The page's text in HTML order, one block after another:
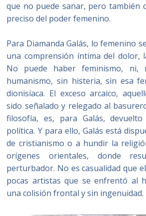
que no puede sanar, pero también
preciso del poder femenino.
Para Diamanda Galás, lo femenino
una comprensión íntima del dolor,
No puede haber feminismo, ni,
humanismo, sin histeria, sin esa
dionisíaca. El exceso arcaico,
sido señalado y relegado al
filosofía, es, para Galás,
política. Y para ello, Galás está
de cristianismo o a hundir la
orígenes orientales, donde
perturbador. No es casualidad que
pocas artistas que se enfrentó al
una colisión frontal y sin ingenuidad.